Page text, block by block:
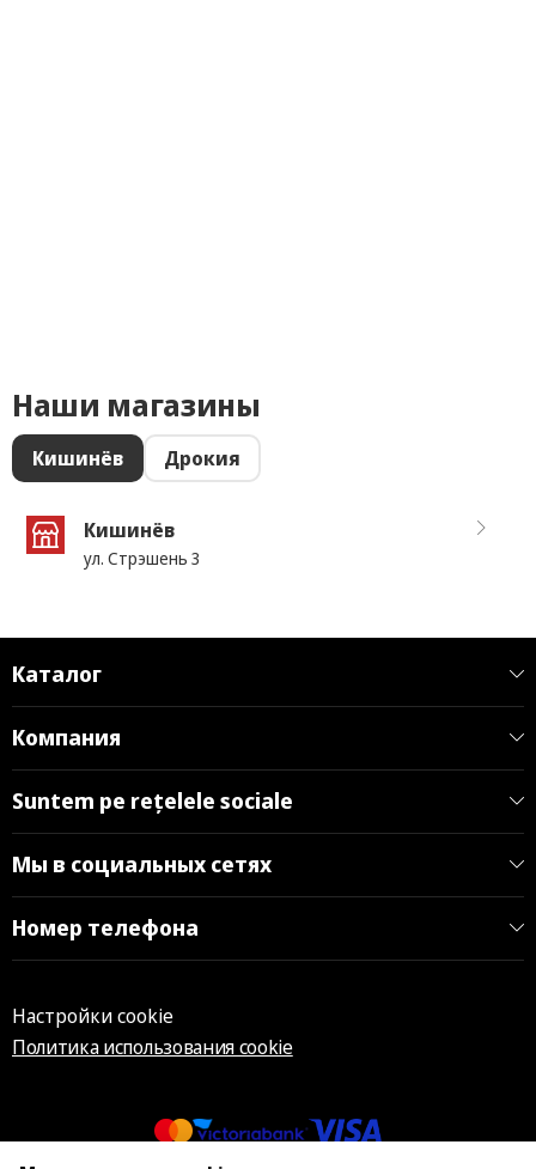
Наши магазины
Кишинёв Дрокия
Кишинёв
ул. Стрэшень 3
Каталог
Компания
Suntem pe rețelele sociale
Мы в социальных сетях
Номер телефона
Настройки cookie
Политика использования cookie